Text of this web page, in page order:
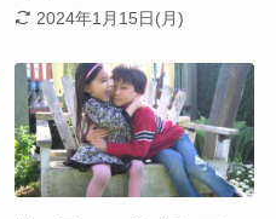
2024年1月15日(月)